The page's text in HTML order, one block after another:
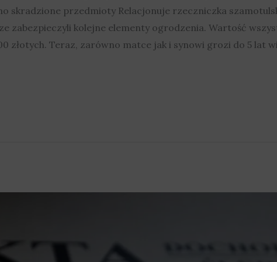
skradzione przedmioty Relacjonuje rzeczniczka
zabezpieczyli kolejne elementy ogrodzenia. Wartość
złotych. Teraz, zarówno matce jak i synowi grozi do 5 lat